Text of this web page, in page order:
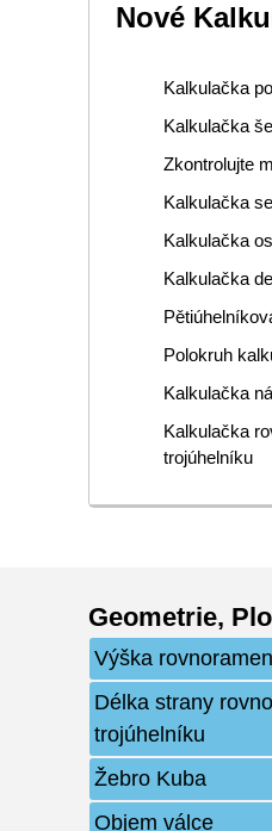
Nové
Kalkulačka
Kalkulačka
Zkontrolujte
Kalkulačka
Kalkulačka
Kalkulačka
Polokruh
Kalkulačka
Kalkulačka
trojúhelníku
Geometrie,
Výška
Délka strany
trojúhelníku
Žebro Kuba
Objem válce